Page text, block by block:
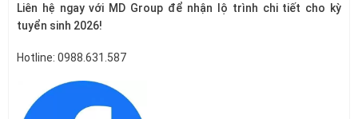
Liên hệ ngay với MD Group để nhận lộ trình chi tiết cho kỳ
tuyển sinh 2026!
Hotline: 0988.631.587